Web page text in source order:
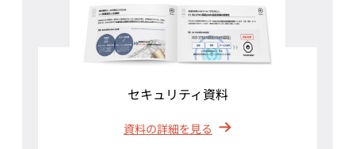
セキュリティ資料
資料の詳細を見る